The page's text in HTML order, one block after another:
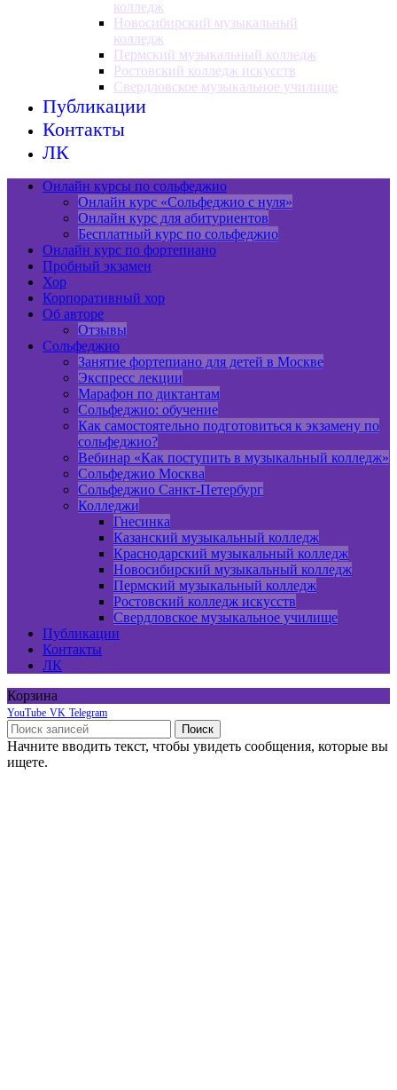
колледж
Новосибирский музыкальный
колледж
Пермский музыкальный колледж
Ростовский колледж искусств
Свердловское музыкальное училище
Публикации
Контакты
ЛК
Онлайн курсы по сольфеджио
Онлайн курс «Сольфеджио с нуля»
Онлайн курс для абитуриентов
Бесплатный курс по сольфеджио
Онлайн курс по фортепиано
Пробный экзамен
Хор
Корпоративный хор
Об авторе
Отзывы
Сольфеджио
Занятие фортепиано для детей в Москве
Экспресс лекции
Марафон по диктантам
Сольфеджио: обучение
Как самостоятельно подготовиться к экзамену по
сольфеджио?
Вебинар «Как поступить в музыкальный колледж»
Сольфеджио Москва
Сольфеджио Санкт-Петербург
Колледжи
Гнесинка
Казанский музыкальный колледж
Краснодарский музыкальный колледж
Новосибирский музыкальный колледж
Пермский музыкальный колледж
Ростовский колледж искусств
Свердловское музыкальное училище
Публикации
Контакты
ЛК
Корзина
YouTube VK Telegram
Поиск
Начните вводить текст, чтобы увидеть сообщения, которые вы
ищете.